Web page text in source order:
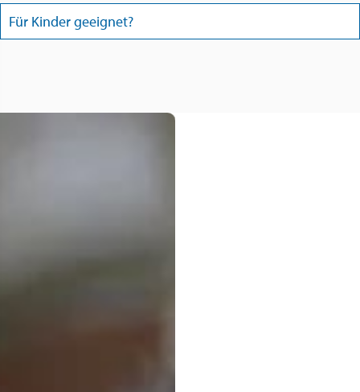
Für Kinder geeignet?